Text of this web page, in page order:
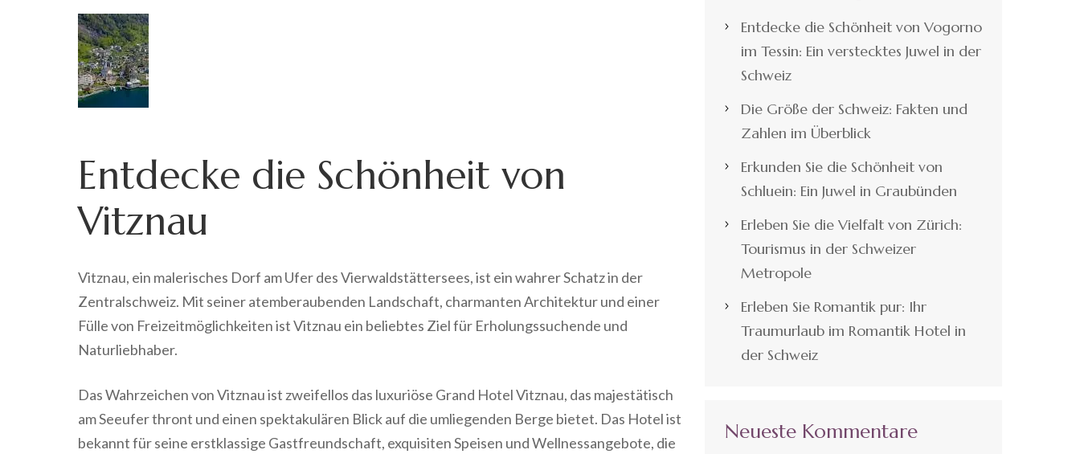
Entdecke die Schönheit von
Vitznau
Vitznau, ein malerisches Dorf am Ufer des Vierwaldstättersees, ist ein wahrer Schatz in der
Zentralschweiz. Mit seiner atemberaubenden Landschaft, charmanten Architektur und einer
Fülle von Freizeitmöglichkeiten ist Vitznau ein beliebtes Ziel für Erholungssuchende und
Naturliebhaber.
Das Wahrzeichen von Vitznau ist zweifellos das luxuriöse Grand Hotel Vitznau, das majestätisch
am Seeufer thront und einen spektakulären Blick auf die umliegenden Berge bietet. Das Hotel ist
bekannt für seine erstklassige Gastfreundschaft, exquisiten Speisen und Wellnessangebote, die
Entdecke die Schönheit von Vogorno
im Tessin: Ein verstecktes Juwel in der
Schweiz
Die Größe der Schweiz: Fakten und
Zahlen im Überblick
Erkunden Sie die Schönheit von
Schluein: Ein Juwel in Graubünden
Erleben Sie die Vielfalt von Zürich:
Tourismus in der Schweizer
Metropole
Erleben Sie Romantik pur: Ihr
Traumurlaub im Romantik Hotel in
der Schweiz
Neueste Kommentare